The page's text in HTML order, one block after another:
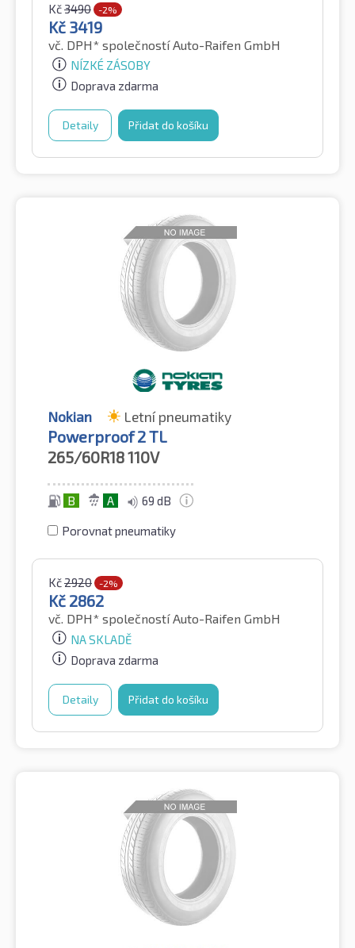
Kč3490 -2%
Kč 3419
vč. DPH* společností Auto-Raifen GmbH
NÍZKÉ ZÁSOBY
Doprava zdarma
Detaily Přidat do košíku
Nokian Letní pneumatiky
Powerproof 2 TL
265/60R18110V
B A 69 dB
Porovnat pneumatiky
Kč2920 -2%
Kč 2862
vč. DPH* společností Auto-Raifen GmbH
NA SKLADĚ
Doprava zdarma
Detaily Přidat do košíku